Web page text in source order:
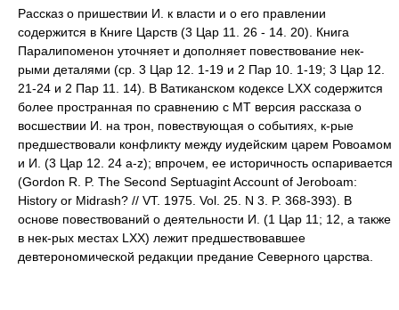
Рассказ о пришествии И. к власти и о его правлении
содержится в Книге Царств (3 Цар 11. 26 - 14. 20). Книга
Паралипоменон уточняет и дополняет повествование нек-
рыми деталями (ср. 3 Цар 12. 1-19 и 2 Пар 10. 1-19; 3 Цар 12.
21-24 и 2 Пар 11. 14). В Ватиканском кодексе LXX содержится
более пространная по сравнению с МТ версия рассказа о
восшествии И. на трон, повествующая о событиях, к-рые
предшествовали конфликту между иудейским царем Ровоамом
и И. (3 Цар 12. 24 a-z); впрочем, ее историчность оспаривается
(Gordon R. P. The Second Septuagint Account of Jeroboam:
History or Midrash? // VT. 1975. Vol. 25. N 3. P. 368-393). В
основе повествований о деятельности И. (1 Цар 11; 12, а также
в нек-рых местах LXX) лежит предшествовавшее
девтерономической редакции предание Северного царства.